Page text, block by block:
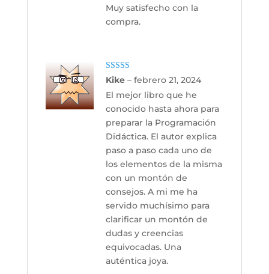
Muy satisfecho con la
compra.
Valorado con
5 de 5
Kike – febrero 21, 2024
El mejor libro que he
conocido hasta ahora para
preparar la Programación
Didáctica. El autor explica
paso a paso cada uno de
los elementos de la misma
con un montón de
consejos. A mi me ha
servido muchísimo para
clarificar un montón de
dudas y creencias
equivocadas. Una
auténtica joya.